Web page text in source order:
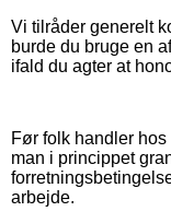
Vi tilråder generelt
burde du bruge en
ifald du agter at
Før folk handler
man i princippet
arbejde.